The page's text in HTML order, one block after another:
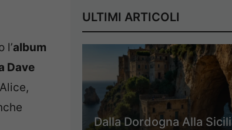
l’album
Dave
ULTIMI ARTICOLI
Dalla Dordogna Alla